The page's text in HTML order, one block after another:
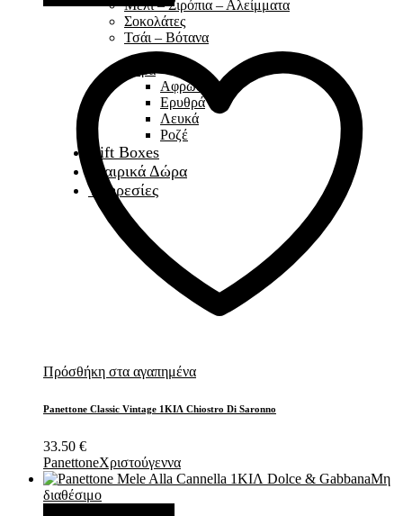
Μέλι – Σιρόπια – Αλείμματα
Σοκολάτες
Τσάι – Βότανα
Κάβα
Αφρώδες
Ερυθρά
Λευκά
Ροζέ
Gift Boxes
Εταιρικά Δώρα
Υπηρεσίες
Πρόσθήκη στα αγαπημένα
Panettone Classic Vintage 1ΚΙΛ Chiostro Di Saronno
33.50 €
PanettoneΧριστούγεννα
Μη
διαθέσιμο